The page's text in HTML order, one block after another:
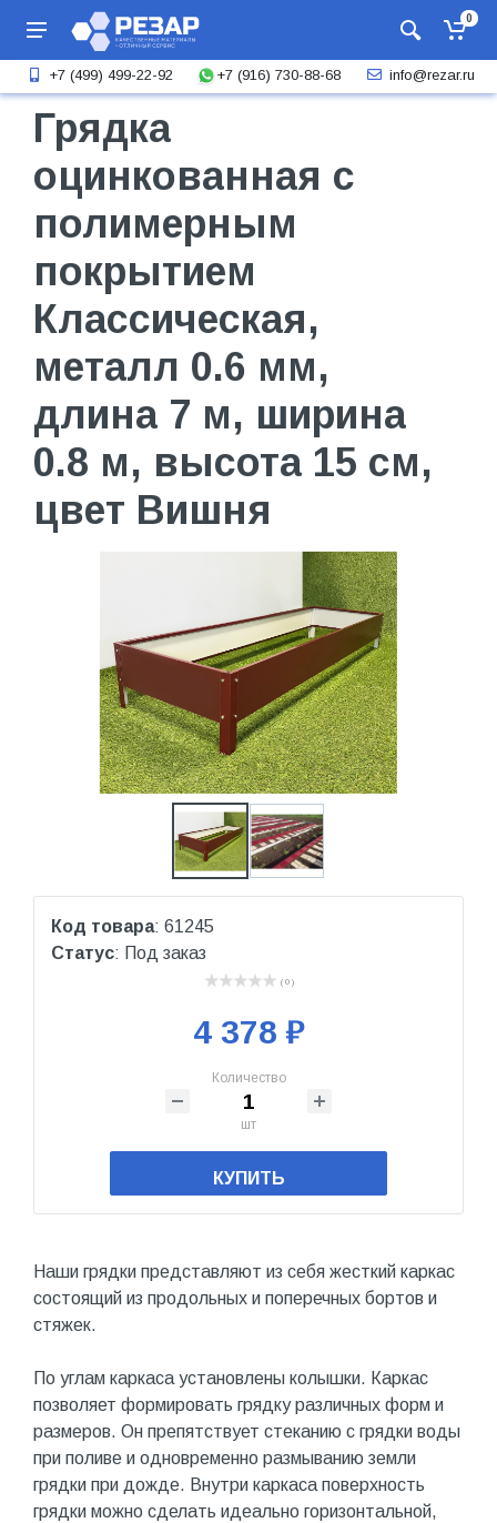
0
+7 (499) 499-22-92 +7 (916) 730-88-68 info@rezar.ru
Грядка
оцинкованная с
полимерным
покрытием
Классическая,
металл 0.6 мм,
длина 7 м, ширина
0.8 м, высота 15 см,
цвет Вишня
Код товара: 61245
Статус: Под заказ
( 0 )
4 378 ₽
Количество
шт
КУПИТЬ
Наши грядки представляют из себя жесткий каркас
состоящий из продольных и поперечных бортов и
стяжек.
По углам каркаса установлены колышки. Каркас
позволяет формировать грядку различных форм и
размеров. Он препятствует стеканию с грядки воды
при поливе и одновременно размыванию земли
грядки при дожде. Внутри каркаса поверхность
грядки можно сделать идеально горизонтальной,